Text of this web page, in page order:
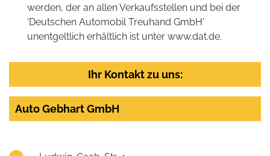
werden, der an allen Verkaufsstellen und bei der
'Deutschen Automobil Treuhand GmbH'
unentgeltlich erhältlich ist unter www.dat.de.
Ihr Kontakt zu uns:
Auto Gebhart GmbH